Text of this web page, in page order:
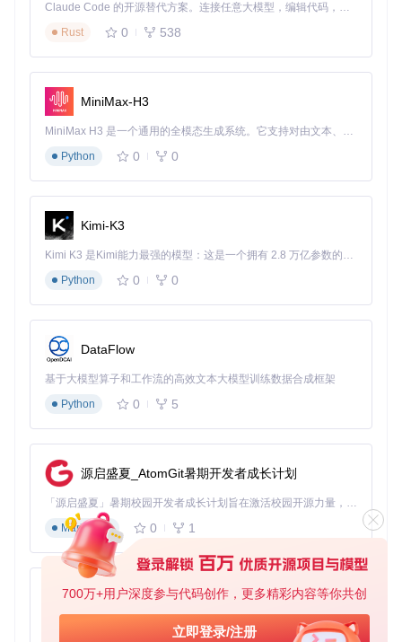
700万+用户深度参与代码创作，更多精彩内容等你共创
立即登录/注册
PEM与DER证书格式转换实战
问题现象
书"。
影响分析
证书"错误。
解决方案
使用OpenSSL转换证书格式：
openssl x509 -in
# OpenSSL 1.0以上版本
openssl x509 -inform PEM -subject_hash_old -in
mv
推送至系统证书目录：
adb push a1b2c3d4.0 /data/local/tmp/
adb shell su -c
书。
问题现象 ：安装多个证书后出现覆盖或优先级冲突问题。
影响分析
：导致部分证书失效，无法实现多环境测试或分级证
书管理。
解决方案：
为每个证书计算独立哈希值：
cert in *.pem;
hash=$(openssl x509 -inform PEM -subject_hash_old -
Claude Code 的开源替代方案。连接任意大模型，编辑代码，运行命令，自动验证 — 全自动执行。用 Rust 构建，极致性能。 ｜ An open-source alternative to Claude Code. Connect any LLM, edit code, run commands, and verify changes — autonomously. Built in Rust for speed. Get Started
Rust
0 538
MiniMax-H3
MiniMax H3 是一个通用的全模态生成系统。它支持对由文本、图像、视频和音频组成的多模态上下文进行统一理解，并能生成分辨率高达 2K、时长可达 15 秒的带原生立体声音频的视频。得益于面向任务泛化的系统设计，H3 在预训练阶段就已具备广泛的多模态上下文理解与生成能力，能够出色地执行复杂的多模态指令。
Python
0 0
Kimi-K3
Kimi K3 是Kimi能力最强的模型：这是一个拥有 2.8 万亿参数的混合专家（MoE）模型，具备原生视觉理解能力，并支持 100 万 token 的上下文窗口。
Python
0 0
DataFlow
基于大模型算子和工作流的高效文本大模型训练数据合成框架
Python
0 5
源启盛夏_AtomGit暑期开发者成长计划
「源启盛夏」暑期校园开发者成长计划旨在激活校园开源力量，通过积分激励、认证扶持、资源倾斜等形式，引导高校组织和开发者完成「入驻 — 建项目 — 做贡献 — 获认证 — 得资源」的完整闭环。无论你是想带领社团入驻平台的组织者，还是希望用代码贡献证明自己的开发者，都能在这里找到属于你的成长路径。
Markdown
0 1
py-xiaozhi
基于Python的Xiaozhi AI，适用于想要完整Xiaozhi体验而无需拥有专用硬件的用户。